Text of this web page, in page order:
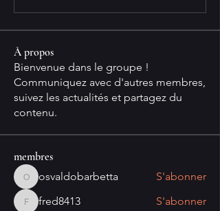
À propos
Bienvenue dans le groupe !
Communiquez avec d'autres membres,
suivez les actualités et partagez du
contenu.
membres
osvaldobarbetta
osvaldobarbetta S'abonner
fred8413
fred8413 S'abonner